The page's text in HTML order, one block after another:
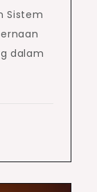
Sistem
dalam